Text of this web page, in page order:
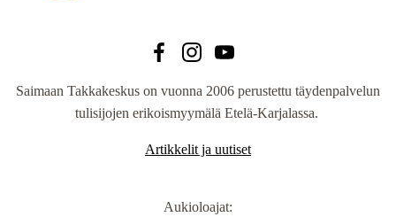
Saimaan Takkakeskus on vuonna 2006 perustettu täydenpalvelun
tulisijojen erikoismyymälä Etelä-Karjalassa.
Artikkelit ja uutiset
Aukioloajat: